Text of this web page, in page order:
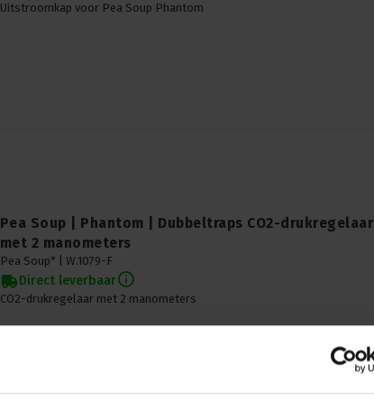
Uitstroomkap voor Pea Soup Phantom
Pea Soup | Phantom | Dubbeltraps CO2-drukregelaar
met 2 manometers
Pea Soup* | W.1079-F
Direct leverbaar
CO2-drukregelaar met 2 manometers